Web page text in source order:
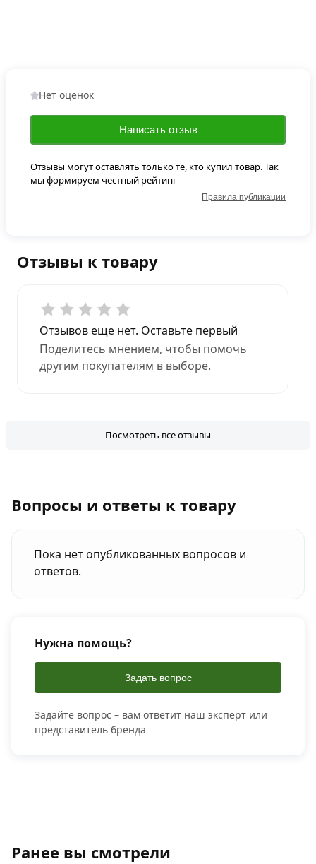
Отзывы к товару
Отзывов еще нет. Оставьте первый
Поделитесь мнением, чтобы помочь
другим покупателям в выборе.
Посмотреть все отзывы
Нет оценок
Написать отзыв
Отзывы могут оставлять только те, кто купил товар. Так
мы формируем честный рейтинг
Правила публикации
Вопросы и ответы к товару
Пока нет опубликованных вопросов и
ответов.
Нужна помощь?
Задать вопрос
Задайте вопрос – вам ответит наш эксперт или
представитель бренда
Ранее вы смотрели